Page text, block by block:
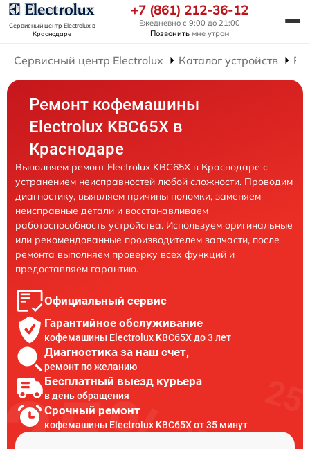
Сервисный центр Electroluxв
Краснодаре
+7 (861) 212-36-12
Ежедневно с 9:00 до 21:00
Позвонить мне утром
Сервисный центр Electrolux Каталог устройств
Ремонт кофемашины
Electrolux KBC65X в
Краснодаре
Выполняем ремонт Electrolux KBC65X в Краснодаре с
устранением неисправностей любой сложности. Проводим
диагностику, выявляем причины поломки, заменяем
неисправные детали и восстанавливаем
работоспособность устройства. Используем оригинальные
или рекомендованные производителем запчасти, после
ремонта выполняем проверку всех функций и
предоставляем гарантию.
Официальный сервис
Гарантийное обслуживание
кофемашины Electrolux KBC65X до 3 лет
Диагностика за наш счет,
ремонт по желанию
Бесплатный выезд курьера
в день обращения
Срочный ремонт
кофемашины Electrolux KBC65X от 35 минут